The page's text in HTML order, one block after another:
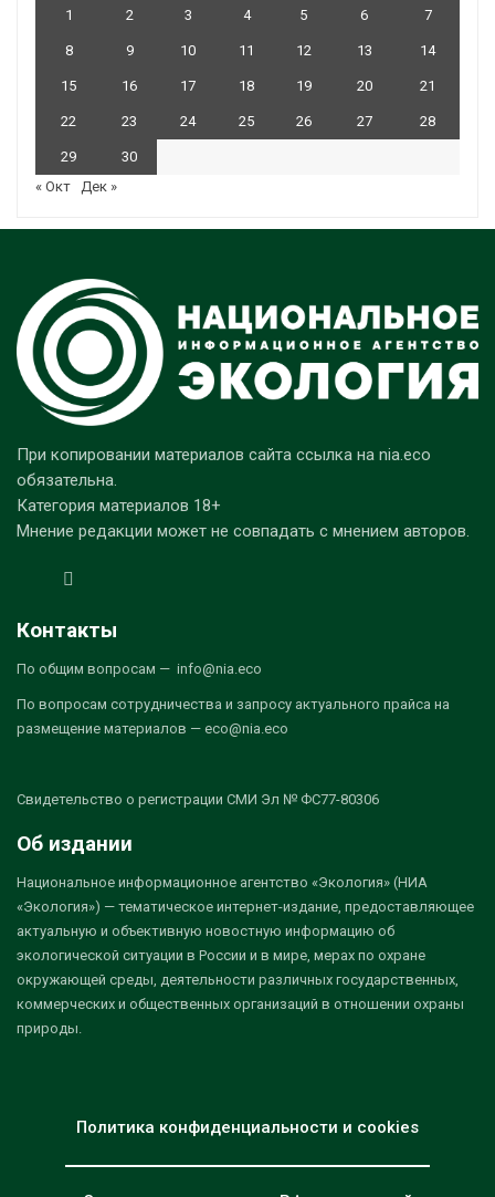
1 2 3 4 5 6 7
8 9 10 11 12 13 14
15 16 17 18 19 20 21
22 23 24 25 26 27 28
29
30
« Окт
Дек »
При копировании материалов сайта ссылка на nia.eco
обязательна.
Категория материалов 18+
Мнение редакции может не совпадать с мнением авторов.
Контакты
По общим вопросам — info@nia.eco
По вопросам сотрудничества и запросу актуального прайса на
размещение материалов — eco@nia.eco
Свидетельство о регистрации СМИ Эл № ФС77-80306
Об издании
Национальное информационное агентство «Экология» (НИА
«Экология») — тематическое интернет-издание, предоставляющее
актуальную и объективную новостную информацию об
экологической ситуации в России и в мире, мерах по охране
окружающей среды, деятельности различных государственных,
коммерческих и общественных организаций в отношении охраны
природы.
Политика конфиденциальности и cookies